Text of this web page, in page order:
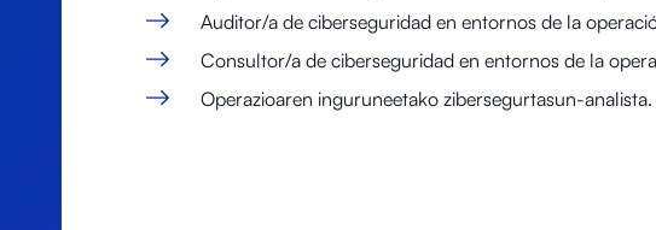
Auditor/a de ciberseguridad en entornos de la
Consultor/a de ciberseguridad en entornos de la
Operazioaren inguruneetako zibersegurtasun-analista.